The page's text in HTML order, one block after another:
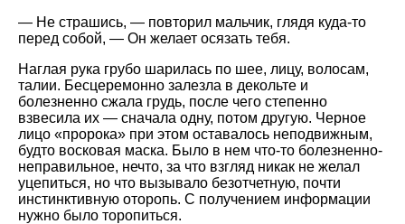
— Не страшись, — повторил мальчик, глядя куда-то
перед собой, — Он желает осязать тебя.
Наглая рука грубо шарилась по шее, лицу, волосам,
талии. Бесцеремонно залезла в декольте и
болезненно сжала грудь, после чего степенно
взвесила их — сначала одну, потом другую. Черное
лицо
пророка
при этом оставалось неподвижным,
будто восковая маска. Было в нем что-то болезненно-
неправильное, нечто, за что взгляд никак не желал
уцепиться, но что вызывало безотчетную, почти
инстинктивную оторопь. С получением информации
нужно было торопиться.